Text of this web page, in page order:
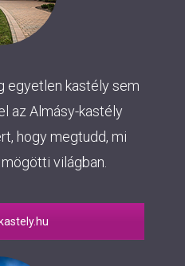
egyetlen kastély sem
az Almásy-kastély
hogy megtudd, mi
világban.